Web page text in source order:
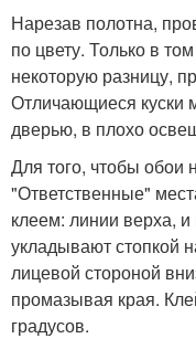
Нарезав полотна,
по цвету. Только в
некоторую разницу,
Отличающиеся куски
дверью, в плохо
Для того, чтобы обои
"Ответственные"
клеем: линии верха,
укладывают стопкой
лицевой стороной
промазывая края.
градусов.